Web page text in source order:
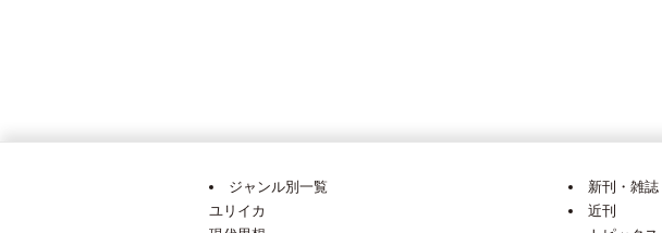
ジャンル別一覧
ユリイカ
新刊・雑誌
近刊